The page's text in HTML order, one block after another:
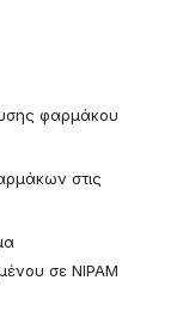
φαρμάκου
στις
σε ΝΙΡΑΜ